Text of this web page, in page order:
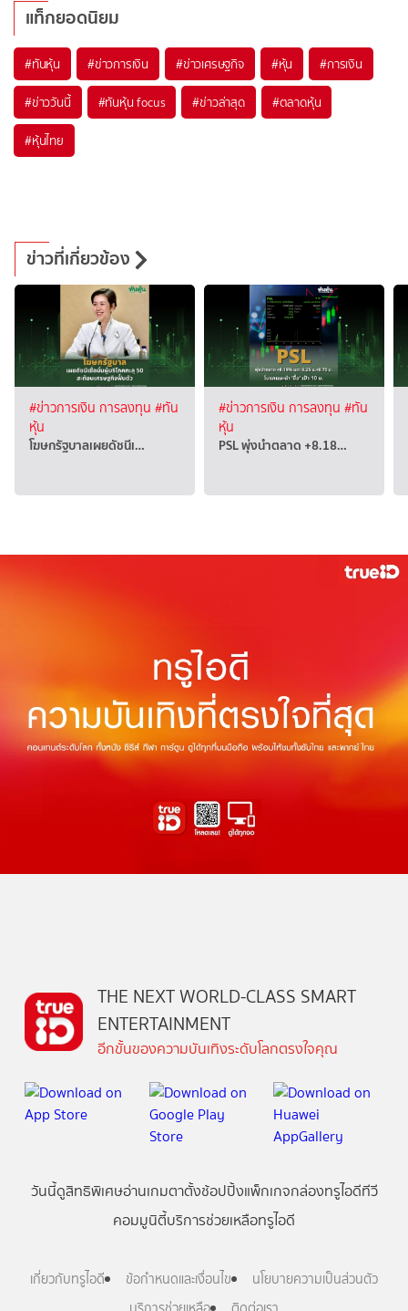
แท็กยอดนิยม
#ทันหุ้น #ข่าวการเงิน #ข่าวเศรษฐกิจ #หุ้น #การเงิน
#ข่าววันนี้ #ทันหุ้น focus #ข่าวล่าสุด #ตลาดหุ้น
#หุ้นไทย
ข่าวที่เกี่ยวข้อง
#ข่าวการเงิน การลงทุน #ทัน
หุ้น
โฆษกรัฐบาลเผยดัชนีเ…
#ข่าวการเงิน การลงทุน #ทัน
หุ้น
PSL พุ่งนำตลาด +8.18…
THE NEXT WORLD-CLASS SMART
ENTERTAINMENT
อีกขั้นของความบันเทิงระดับโลกตรงใจคุณ
วันนี้ดูสิทธิพิเศษอ่านเกมตาตั้งช้อปปิ้งแพ็กเกจกล่องทรูไอดีทีวี
คอมมูนิตี้บริการช่วยเหลือทรูไอดี
เกี่ยวกับทรูไอดี ข้อกำหนดและเงื่อนไข
นโยบายความเป็นส่วนตัว